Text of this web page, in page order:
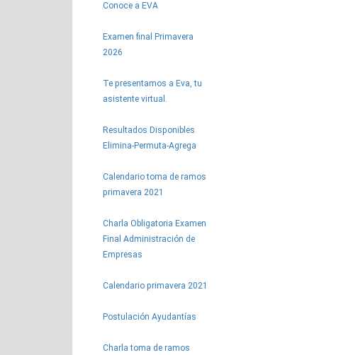
Conoce a EVA
Examen final Primavera
2026
Te presentamos a Eva, tu
asistente virtual.
Resultados Disponibles
Elimina-Permuta-Agrega
Calendario toma de ramos
primavera 2021
Charla Obligatoria Examen
Final Administración de
Empresas
Calendario primavera 2021
Postulación Ayudantías
Charla toma de ramos